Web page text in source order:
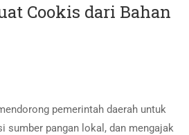
Cookis dari Bahan
pemerintah daerah untuk
sumber pangan lokal, dan mengajak